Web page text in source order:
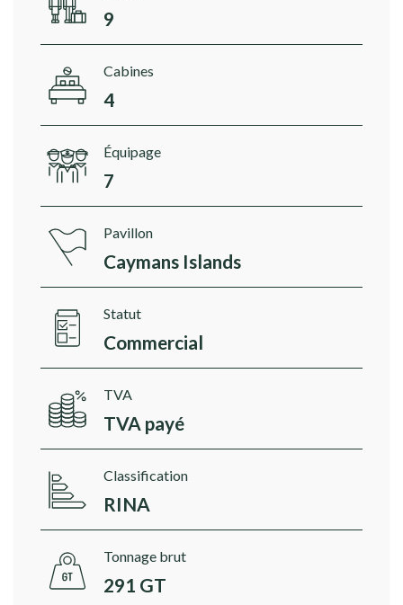
9
Cabines
4
Équipage
7
Pavillon
Caymans Islands
Statut
Commercial
TVA
TVA payé
Classification
RINA
Tonnage brut
291 GT